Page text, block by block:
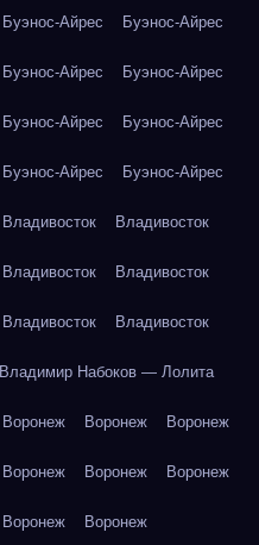
Буэнос-Айрес Буэнос-Айрес
Буэнос-Айрес Буэнос-Айрес
Буэнос-Айрес Буэнос-Айрес
Буэнос-Айрес Буэнос-Айрес
Владивосток Владивосток
Владивосток Владивосток
Владивосток Владивосток
Владимир Набоков — Лолита
Воронеж Воронеж Воронеж
Воронеж Воронеж Воронеж
Воронеж Воронеж